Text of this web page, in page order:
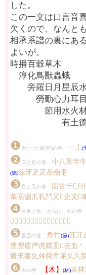
した。
この一文は口言音
欠くので、なんと
相承系譜の裏にあ
よいが。
時播百穀草木
淳化鳥獸蟲蛾
旁羅日月星辰水
勞勤心力耳目
節用水火材
有土德之
❶ 天(一)と葦(艸)の巻 一丄(
❷ 口と足の巻 小八釆半
(德)齒牙足疋品龠冊
❸ 言と又の巻 㗊舌干𧮫
革鬲䰜爪丮鬥又𠂇史支
❹ 目鼻と死、さらに、羽の巻
予放𠬪𣦼歺死冎骨肉筋刀刃㓞丯耒
❺ 喜皿の巻 角竹(節)箕丌
豊豐䖒虍虎虤皿𠙴去血
嗇來麥夊舛舜韋弟夂久
❻ 木の巻 【木】 (材)東林